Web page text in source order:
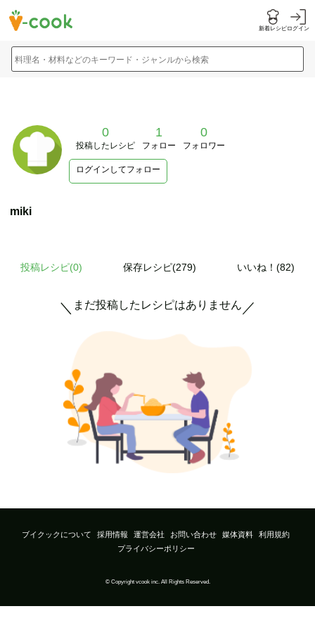
新着レシピログイン
料理名・材料などのキーワード・ジャンルから検索
0
投稿したレシピ
1
フォロー
0
フォロワー
ログインしてフォロー
miki
投稿レシピ(0) 保存レシピ(279) いいね！(82)
＼ まだ投稿したレシピはありません ／
ブイクックについて 採用情報 運営会社 お問い合わせ 媒体資料
利用規約
プライバシーポリシー
© Copyright vcook inc. All Rights Reserved.